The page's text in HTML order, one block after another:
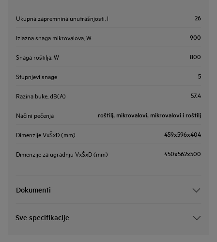
Ukupna zapremnina unutrašnjosti, l 26
Izlazna snaga mikrovalova, W 900
Snaga roštilja, W 800
Stupnjevi snage 5
Razina buke, dB(A) 57.4
Načini pečenja roštilj, mikrovalovi, mikrovalovi i roštilj
Dimenzije VxŠxD (mm) 459x596x404
Dimenzije za ugradnju VxŠxD (mm) 450x562x500
Dokumenti
Sve specifikacije